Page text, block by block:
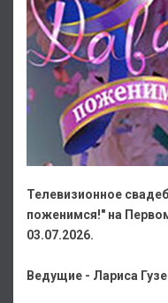
Телевизионное
поженимся!" на
03.07.2026.
Ведущие - Лариса